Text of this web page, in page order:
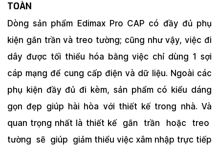
TOÀN
Dòng sản phẩm Edimax Pro CAP có đầy đủ phụ
kiện gắn trần và treo tường; cũng như vậy, việc đi
dây được tối thiểu hóa bằng việc chỉ dùng 1 sợi
cáp mạng để cung cấp điện và dữ liệu. Ngoài các
phụ kiện đầy đủ đi kèm, sản phẩm có kiểu dáng
gọn đẹp giúp hài hòa với thiết kế trong nhà. Và
quan trọng nhất là thiết kế gắn trần hoặc treo
tường sẽ giúp giảm thiểu việc xâm nhập trực tiếp